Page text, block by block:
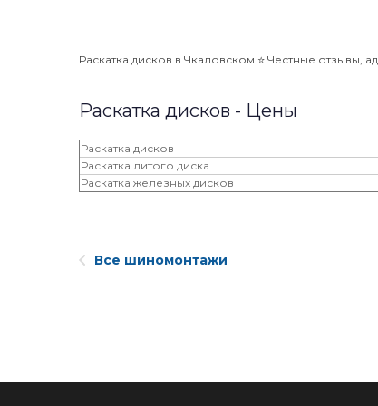
Раскатка дисков в Чкаловском ⭐️ Честные
Раскатка дисков - Цены
Раскатка дисков
Раскатка литого диска
Раскатка железных дисков
Все шиномонтажи